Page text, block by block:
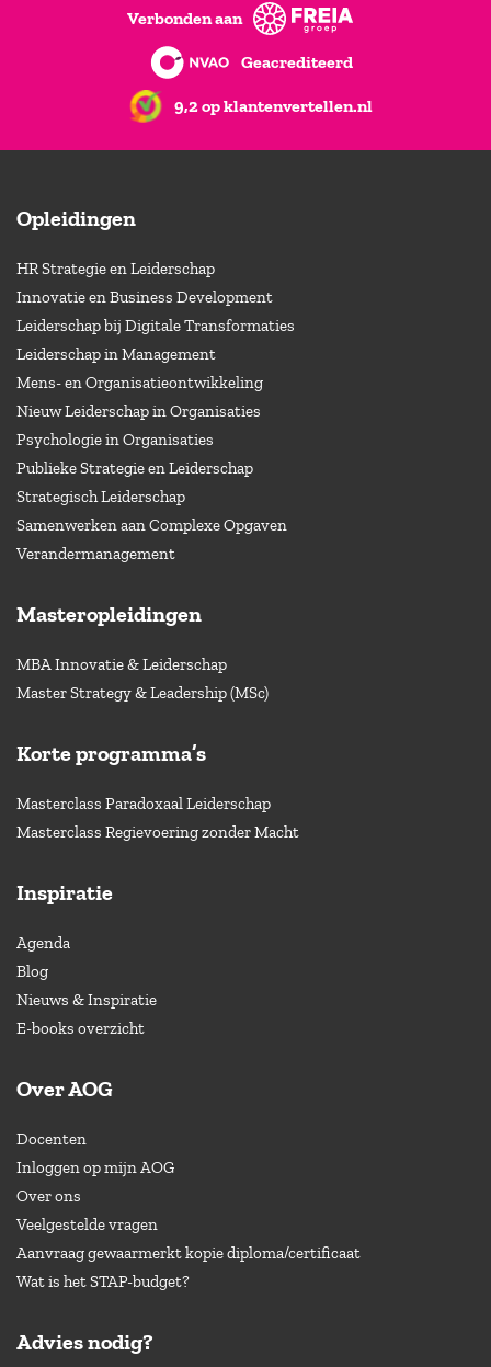
Verbonden aan
Geacrediteerd
9,2 op klantenvertellen.nl
Opleidingen
HR Strategie en Leiderschap
Innovatie en Business Development
Leiderschap bij Digitale Transformaties
Leiderschap in Management
Mens- en Organisatieontwikkeling
Nieuw Leiderschap in Organisaties
Psychologie in Organisaties
Publieke Strategie en Leiderschap
Strategisch Leiderschap
Samenwerken aan Complexe Opgaven
Verandermanagement
Masteropleidingen
MBA Innovatie & Leiderschap
Master Strategy & Leadership (MSc)
Korte programma’s
Masterclass Paradoxaal Leiderschap
Masterclass Regievoering zonder Macht
Inspiratie
Agenda
Blog
Nieuws & Inspiratie
E-books overzicht
Over AOG
Docenten
Inloggen op mijn AOG
Over ons
Veelgestelde vragen
Aanvraag gewaarmerkt kopie diploma/certificaat
Wat is het STAP-budget?
Advies nodig?